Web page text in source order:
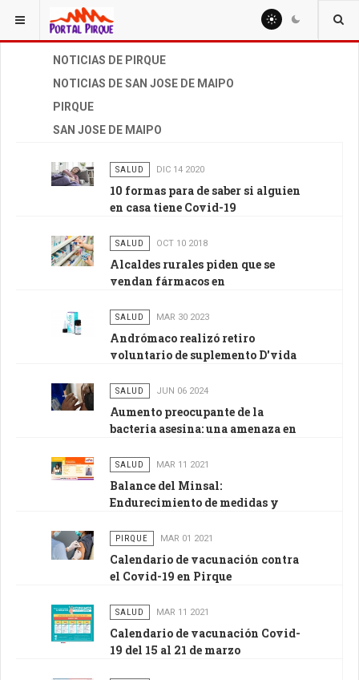
ESTÁ AQUÍ: OTROS
NOTICIAS DE PIRQUE
NOTICIAS DE SAN JOSE DE MAIPO
PIRQUE
SAN JOSE DE MAIPO
SALUD DIC 14 2020
10 formas para de saber si alguien
en casa tiene Covid-19
SALUD OCT 10 2018
Alcaldes rurales piden que se
vendan fármacos en
barrio
SALUD MAR 30 2023
Andrómaco realizó retiro
voluntario de suplemento D'vida
vidrio
SALUD JUN 06 2024
Aumento preocupante de la
bacteria asesina: una amenaza en
SALUD MAR 11 2021
Balance del Minsal:
Endurecimiento de medidas y
PIRQUE MAR 01 2021
Calendario de vacunación contra
el Covid-19 en Pirque
SALUD MAR 11 2021
Calendario de vacunación Covid-
19 del 15 al 21 de marzo